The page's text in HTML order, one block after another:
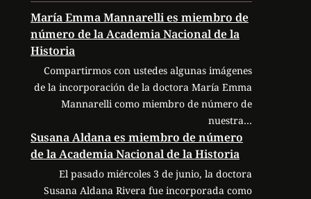
María Emma Mannarelli es miembro de
número de la Academia Nacional de la
Historia
Compartirmos con ustedes algunas imágenes
de la incorporación de la doctora María Emma
Mannarelli como miembro de número de
nuestra…
Susana Aldana es miembro de número
de la Academia Nacional de la Historia
El pasado miércoles 3 de junio, la doctora
Susana Aldana Rivera fue incorporada como